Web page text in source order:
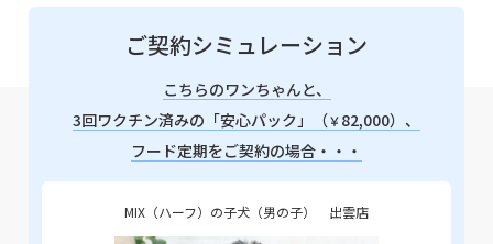
ご契約シミュレーション
こちらのワンちゃんと、
3回ワクチン済みの「安心パック」（￥82,000）、
フード定期をご契約の場合・・・
MIX（ハーフ）の子犬（男の子） 出雲店